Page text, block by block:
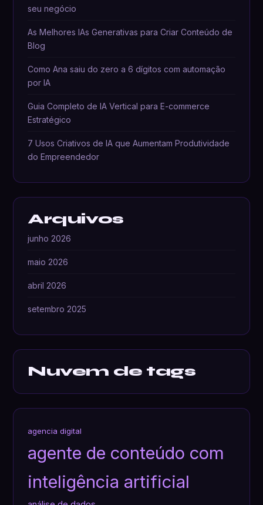
seu negócio
As Melhores IAs Generativas para Criar Conteúdo de
Blog
Como Ana saiu do zero a 6 dígitos com automação
por IA
Guia Completo de IA Vertical para E-commerce
Estratégico
7 Usos Criativos de IA que Aumentam Produtividade
do Empreendedor
Arquivos
junho 2026
maio 2026
abril 2026
setembro 2025
Nuvem de tags
agencia digital
agente de conteúdo com
inteligência artificial